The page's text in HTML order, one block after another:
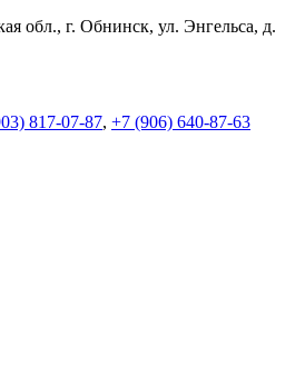
обл., г. Обнинск, ул. Энгельса, д.
817-07-87, +7 (906) 640-87-63